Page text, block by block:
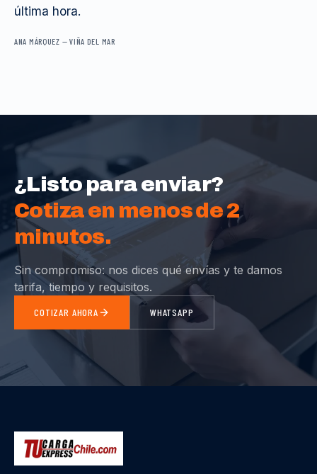
última hora.
ANA MÁRQUEZ —VIÑA DEL MAR
¿Listo para enviar?
Cotiza en menos de 2
minutos.
Sin compromiso: nos dices qué envías y te damos
tarifa, tiempo y requisitos.
COTIZAR AHORA WHATSAPP